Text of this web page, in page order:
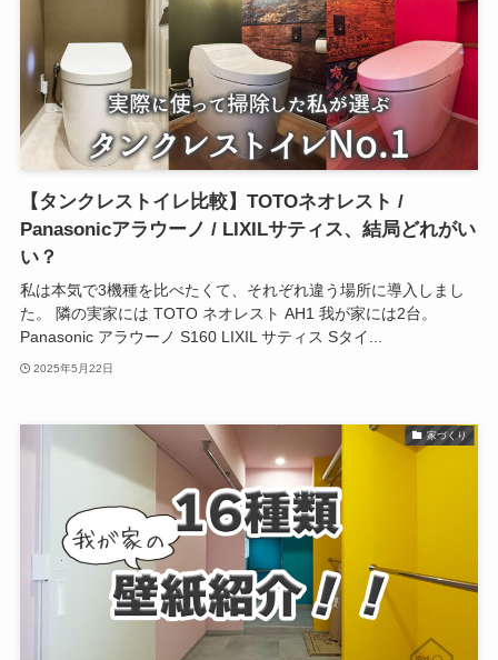
【タンクレストイレ比較】TOTOネオレスト /
Panasonicアラウーノ / LIXILサティス、結局どれがい
い？
私は本気で3機種を比べたくて、それぞれ違う場所に導入しまし
た。 隣の実家には TOTO ネオレスト AH1 我が家には2台。
Panasonic アラウーノ S160 LIXIL サティス Sタイ...
2025年5月22日
家づくり